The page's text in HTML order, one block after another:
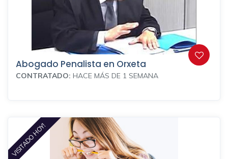
Abogado Penalista en Orxeta
CONTRATADO: HACE MÁS DE 1 SEMANA
VISITADO HOY!